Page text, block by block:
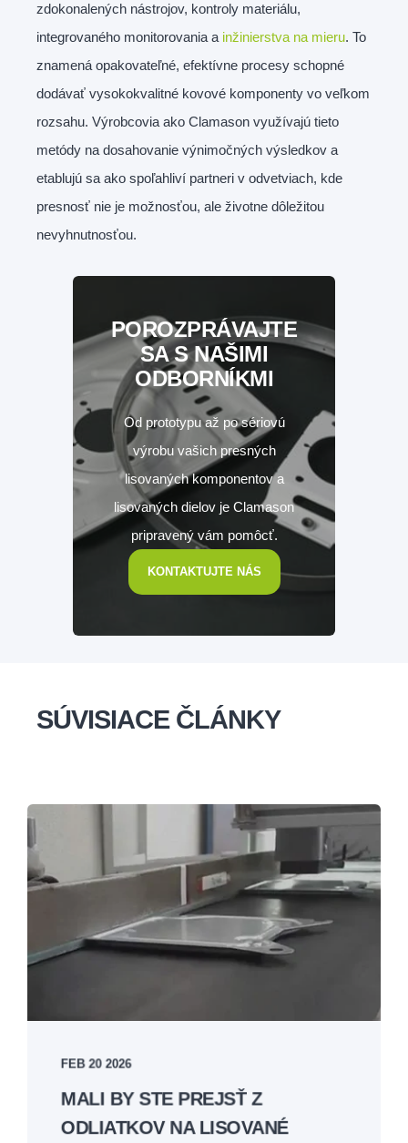
zdokonalených nástrojov, kontroly materiálu,
integrovaného monitorovania a inžinierstva na mieru. To
znamená opakovateľné, efektívne procesy schopné
dodávať vysokokvalitné kovové komponenty vo veľkom
rozsahu. Výrobcovia ako Clamason využívajú tieto
metódy na dosahovanie výnimočných výsledkov a
etablujú sa ako spoľahliví partneri v odvetviach, kde
presnosť nie je možnosťou, ale životne dôležitou
nevyhnutnosťou.
POROZPRÁVAJTE
SA S NAŠIMI
ODBORNÍKMI
Od prototypu až po sériovú
výrobu vašich presných
lisovaných komponentov a
lisovaných dielov je Clamason
pripravený vám pomôcť.
KONTAKTUJTE NÁS
SÚVISIACE ČLÁNKY
FEB 20 2026
MALI BY STE PREJSŤ Z
ODLIATKOV NA LISOVANÉ